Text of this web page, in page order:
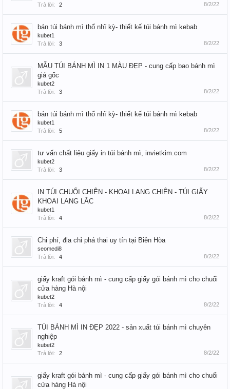
Trả lời:
2 8/2/22
bán túi bánh mì thổ nhĩ kỳ- thiết kế túi bánh mì kebab
kubet1
Trả lời:
3 8/2/22
MẪU TÚI BÁNH MÌ IN 1 MÀU ĐẸP - cung cấp bao bánh mì
giá gốc
kubet2
Trả lời:
3 8/2/22
bán túi bánh mì thổ nhĩ kỳ- thiết kế túi bánh mì kebab
kubet1
Trả lời:
5 8/2/22
tư vấn chất liệu giấy in túi bánh mì, invietkim.com
kubet2
Trả lời:
3 8/2/22
IN TÚI CHUỐI CHIÊN - KHOAI LANG CHIÊN - TÚI GIẤY
KHOAI LANG LẮC
kubet1
Trả lời:
4 8/2/22
Chi phí, địa chỉ phá thai uy tín tại Biên Hòa
seomedi8
Trả lời:
4 8/2/22
giấy kraft gói bánh mì - cung cấp giấy gói bánh mì cho chuổi
cửa hàng Hà nội
kubet2
Trả lời:
4 8/2/22
TÚI BÁNH MÌ IN ĐẸP 2022 - sản xuất túi bánh mì chuyên
nghiệp
kubet2
Trả lời:
2 8/2/22
giấy kraft gói bánh mì - cung cấp giấy gói bánh mì cho chuổi
cửa hàng Hà nội